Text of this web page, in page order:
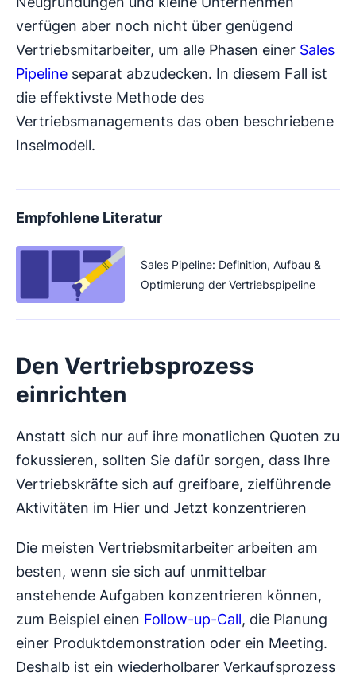
verfügen aber noch nicht über genügend
Vertriebsmitarbeiter, um alle Phasen einer Sales
Pipeline separat abzudecken. In diesem Fall ist
die effektivste Methode des
Vertriebsmanagements das oben beschriebene
Inselmodell.
Empfohlene Literatur
Sales Pipeline: Definition, Aufbau &
Optimierung der Vertriebspipeline
Den Vertriebsprozess
einrichten
Anstatt sich nur auf ihre monatlichen Quoten zu
fokussieren, sollten Sie dafür sorgen, dass Ihre
Vertriebskräfte sich auf greifbare, zielführende
Aktivitäten im Hier und Jetzt konzentrieren
Die meisten Vertriebsmitarbeiter arbeiten am
besten, wenn sie sich auf unmittelbar
anstehende Aufgaben konzentrieren können,
zum Beispiel einen Follow-up-Call, die Planung
einer Produktdemonstration oder ein Meeting.
Deshalb ist ein wiederholbarer Verkaufsprozess